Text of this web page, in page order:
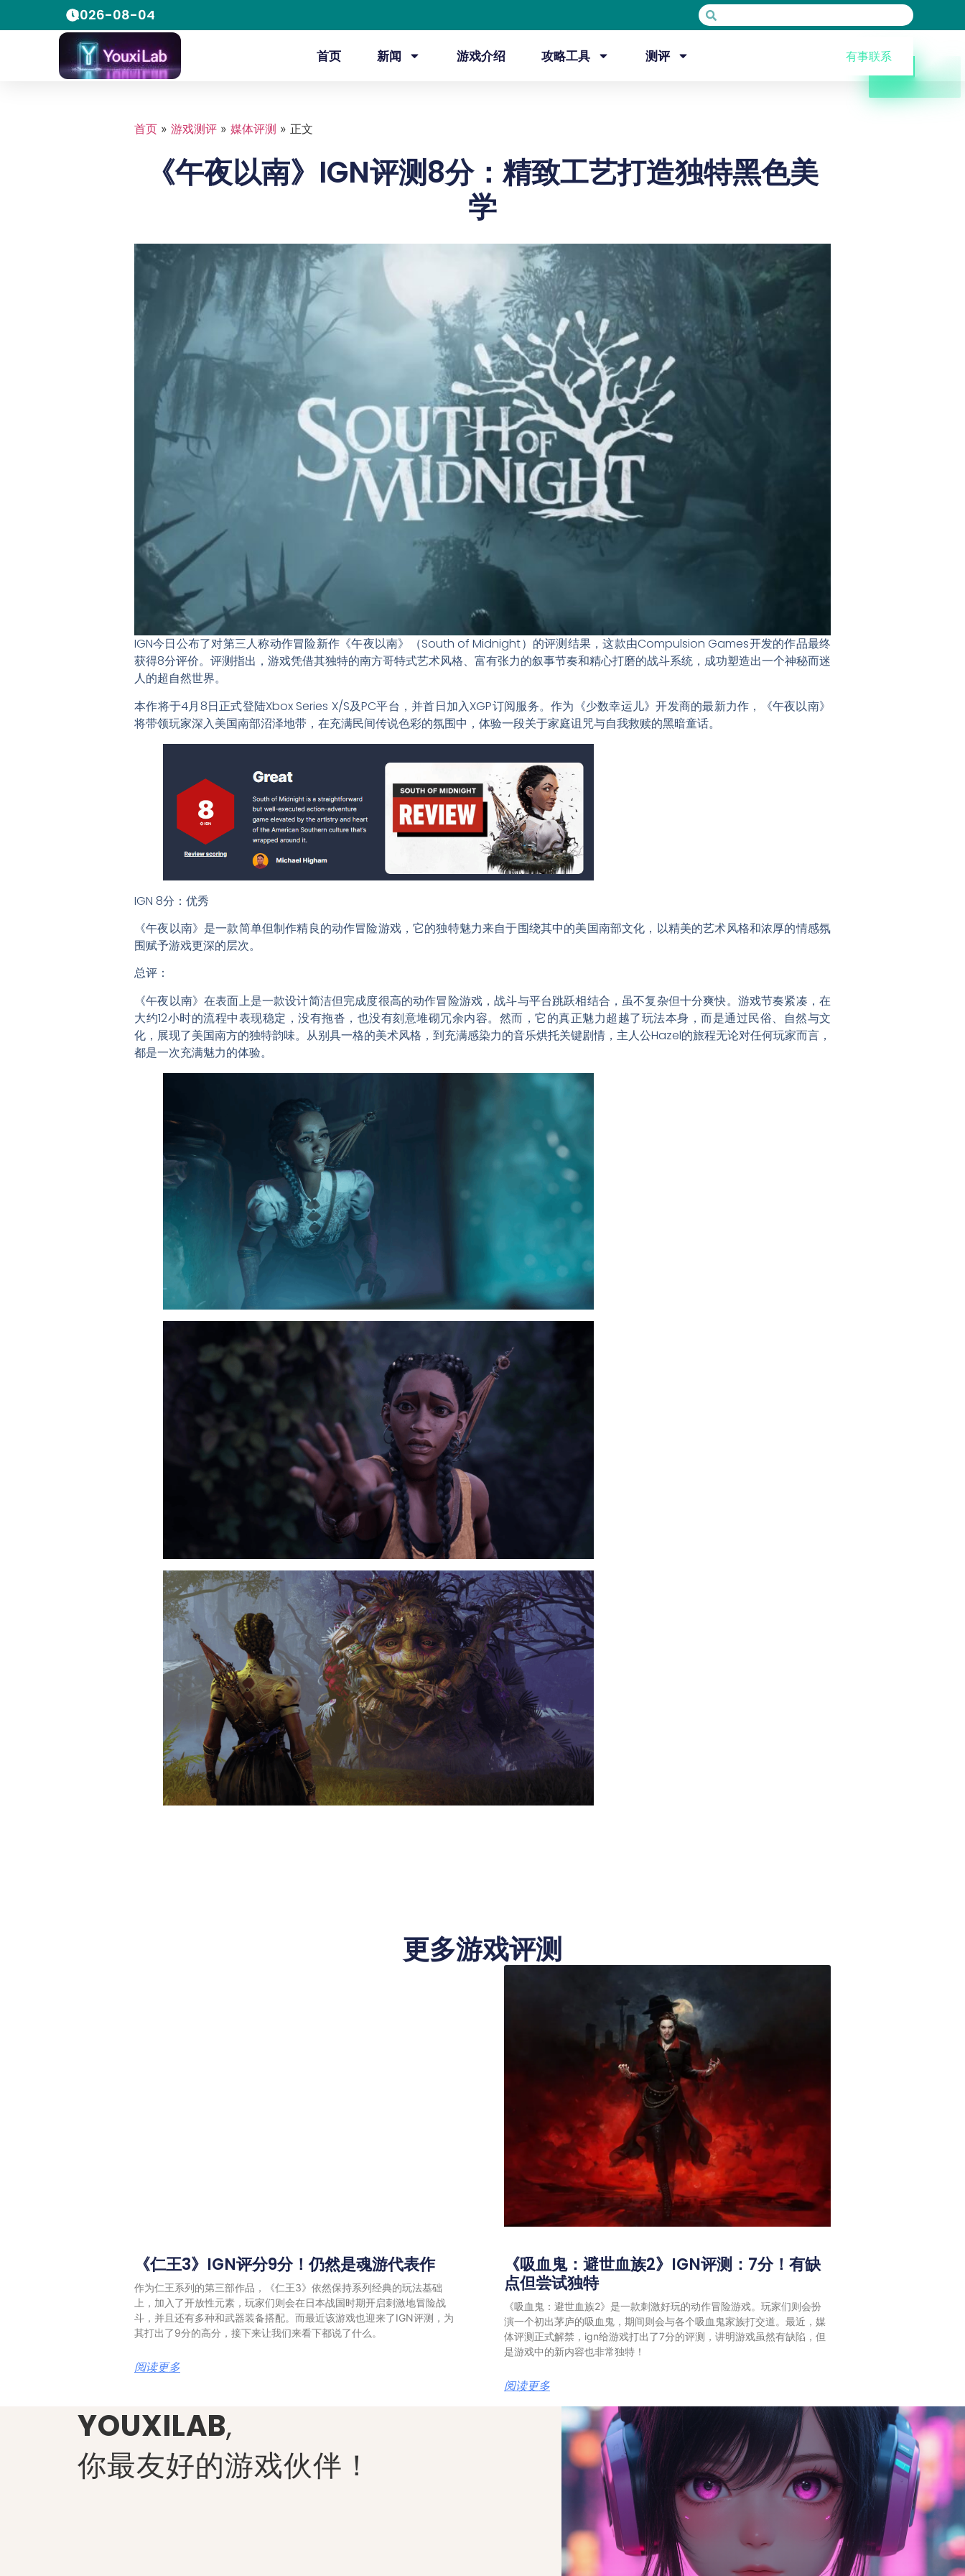
2026-08-04
首页 新闻 游戏介绍 攻略工具 测评 有事联系
首页 » 游戏测评 » 媒体评测 » 正文
《午夜以南》IGN评测8分：精致工艺打造独特黑色美
学
IGN今日公布了对第三人称动作冒险新作《午夜以南》（South of Midnight）的评测结果，这款由Compulsion Games开发的作品最终
获得8分评价。评测指出，游戏凭借其独特的南方哥特式艺术风格、富有张力的叙事节奏和精心打磨的战斗系统，成功塑造出一个神秘而迷
人的超自然世界。
本作将于4月8日正式登陆Xbox Series X/S及PC平台，并首日加入XGP订阅服务。作为《少数幸运儿》开发商的最新力作，《午夜以南》
将带领玩家深入美国南部沼泽地带，在充满民间传说色彩的氛围中，体验一段关于家庭诅咒与自我救赎的黑暗童话。
IGN 8分：优秀
《午夜以南》是一款简单但制作精良的动作冒险游戏，它的独特魅力来自于围绕其中的美国南部文化，以精美的艺术风格和浓厚的情感氛
围赋予游戏更深的层次。
总评：
《午夜以南》在表面上是一款设计简洁但完成度很高的动作冒险游戏，战斗与平台跳跃相结合，虽不复杂但十分爽快。游戏节奏紧凑，在
大约12小时的流程中表现稳定，没有拖沓，也没有刻意堆砌冗余内容。然而，它的真正魅力超越了玩法本身，而是通过民俗、自然与文
化，展现了美国南方的独特韵味。从别具一格的美术风格，到充满感染力的音乐烘托关键剧情，主人公Hazel的旅程无论对任何玩家而言，
都是一次充满魅力的体验。
更多游戏评测
《仁王3》IGN评分9分！仍然是魂游代表作
作为仁王系列的第三部作品，《仁王3》依然保持系列经典的玩法基础
上，加入了开放性元素，玩家们则会在日本战国时期开启刺激地冒险战
斗，并且还有多种和武器装备搭配。而最近该游戏也迎来了IGN评测，为
其打出了9分的高分，接下来让我们来看下都说了什么。
阅读更多
《吸血鬼：避世血族2》IGN评测：7分！有缺
点但尝试独特
《吸血鬼：避世血族2》是一款刺激好玩的动作冒险游戏。玩家们则会扮
演一个初出茅庐的吸血鬼，期间则会与各个吸血鬼家族打交道。最近，媒
体评测正式解禁，ign给游戏打出了7分的评测，讲明游戏虽然有缺陷，但
是游戏中的新内容也非常独特！
阅读更多
YOUXILAB,
你最友好的游戏伙伴！